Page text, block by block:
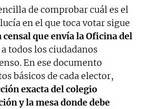
de comprobar cuál es el
en el que toca votar sigue
que envía la Oficina del
a todos los ciudadanos
En ese documento
básicos de cada elector,
exacta del colegio
y la mesa donde debe